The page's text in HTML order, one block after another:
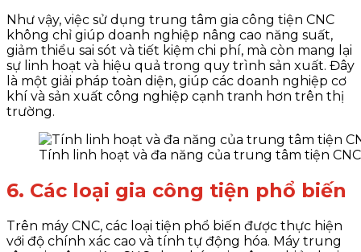
Như vậy, việc sử dụng trung tâm gia công tiện CNC
không chỉ giúp doanh nghiệp nâng cao năng suất,
giảm thiểu sai sót và tiết kiệm chi phí, mà còn mang lại
sự linh hoạt và hiệu quả trong quy trình sản xuất. Đây
là một giải pháp toàn diện, giúp các doanh nghiệp cơ
khí và sản xuất công nghiệp cạnh tranh hơn trên thị
trường.
Tính linh hoạt và đa năng của trung tâm tiện CNC
6. Các loại gia công tiện phổ biến
Trên máy CNC, các loại tiện phổ biến được thực hiện
với độ chính xác cao và tính tự động hóa. Máy trung